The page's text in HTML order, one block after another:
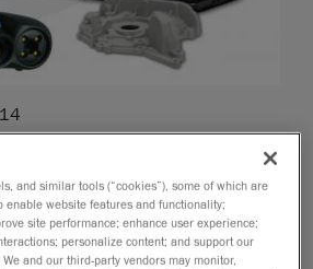
- Creaform,
de medición 3D portátiles
3D, ha presentado hoy la
versátil y sencilla de utilizar para
impresión fiable a partir de
and similar tools (“cookies”), some of which are
enable website features and functionality;
site performance; enhance user experience;
personalize content; and support our
and our third-party vendors may monitor,